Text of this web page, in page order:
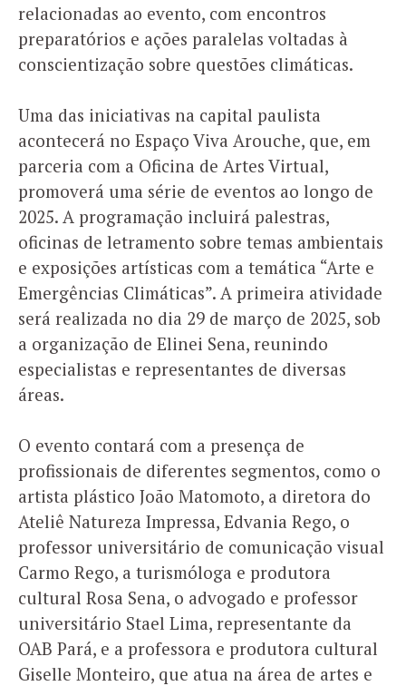
relacionadas ao evento, com encontros
preparatórios e ações paralelas voltadas à
conscientização sobre questões climáticas.
Uma das iniciativas na capital paulista
acontecerá no Espaço Viva Arouche, que, em
parceria com a Oficina de Artes Virtual,
promoverá uma série de eventos ao longo de
2025. A programação incluirá palestras,
oficinas de letramento sobre temas ambientais
e exposições artísticas com a temática “Arte e
Emergências Climáticas”. A primeira atividade
será realizada no dia 29 de março de 2025, sob
a organização de Elinei Sena, reunindo
especialistas e representantes de diversas
áreas.
O evento contará com a presença de
profissionais de diferentes segmentos, como o
artista plástico João Matomoto, a diretora do
Ateliê Natureza Impressa, Edvania Rego, o
professor universitário de comunicação visual
Carmo Rego, a turismóloga e produtora
cultural Rosa Sena, o advogado e professor
universitário Stael Lima, representante da
OAB Pará, e a professora e produtora cultural
Giselle Monteiro, que atua na área de artes e